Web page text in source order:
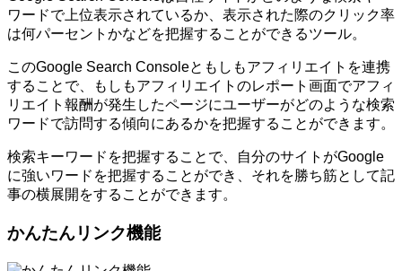
ワードで上位表示されているか、表示された際のクリック率
は何パーセントかなどを把握することができるツール。
このGoogle Search Consoleともしもアフィリエイトを連携
することで、もしもアフィリエイトのレポート画面でアフィ
リエイト報酬が発生したページにユーザーがどのような検索
ワードで訪問する傾向にあるかを把握することができます。
検索キーワードを把握することで、自分のサイトがGoogle
に強いワードを把握することができ、それを勝ち筋として記
事の横展開をすることができます。
かんたんリンク機能